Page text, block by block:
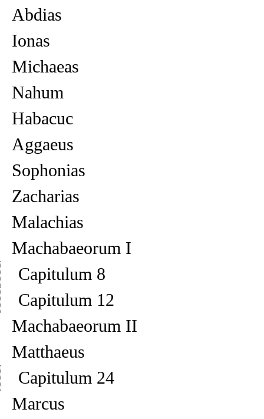
Abdias
Ionas
Michaeas
Nahum
Habacuc
Aggaeus
Sophonias
Zacharias
Malachias
Machabaeorum I
Capitulum 8
Capitulum 12
Machabaeorum II
Matthaeus
Capitulum 24
Marcus